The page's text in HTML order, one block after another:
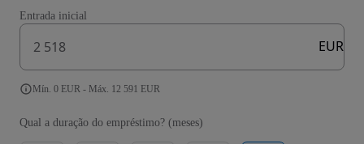
Entrada inicial
EUR
Mín. 0 EUR - Máx. 12 591 EUR
Qual a duração do empréstimo? (meses)